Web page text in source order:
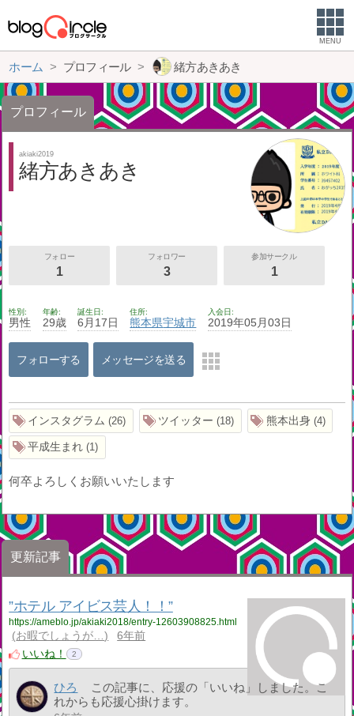
MENU
ホーム プロフィール 緒方あきあき
プロフィール
akiaki2019
緒方あきあき
フォロー
1
フォロワー
3
参加サークル
1
性別
男性
年齢
29歳
誕生日
6月17日
住所
熊本県宇城市
入会日
2019年05月03日
フォローする メッセージを送る
インスタグラム 26 ツイッター 18 熊本出身 4
平成生まれ 1
何卒よろしくお願いいたします
更新記事
”ホテル アイビス芸人！！”
https://ameblo.jp/akiaki2018/entry-12603908825.html
お暇でしょうが…
6年前
いいね！
2
ひろ
この記事に、応援の「いいね」しました。こ
れからも応援心掛けます。